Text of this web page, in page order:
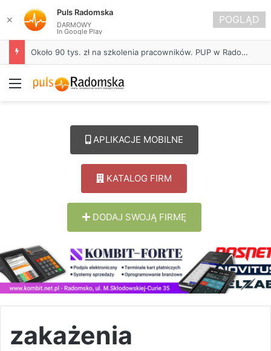
Życie bez alkoholu – lepszy wybór. Radomsko włącza się w Miesiąc Trzeźwości
Menu
APLIKACJE MOBILNE
KATALOG FIRM
DODAJ SWOJĄ FIRMĘ
zakażenia
✕
Puls Radomska
DARMOWY
In Google Play
POGLĄD